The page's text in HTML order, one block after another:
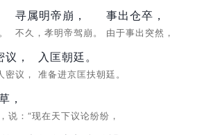
寻属明帝崩，
不久，孝明帝驾崩。
事出仓卒，
由于事出突然，
，
密议，
入匡朝廷。
准备进京匡扶朝廷。
，
说：“现在天下议论纷纷，